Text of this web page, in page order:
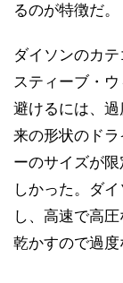
るのが特徴だ。
ダイソンのカ
スティーブ・
避けるには、
来の形状のド
ーのサイズが
しかった。ダ
し、高速で高
乾かすので過度